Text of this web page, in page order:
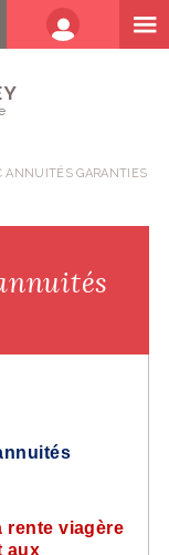
ANNUITÉS GARANTIES
rente viagère
aux